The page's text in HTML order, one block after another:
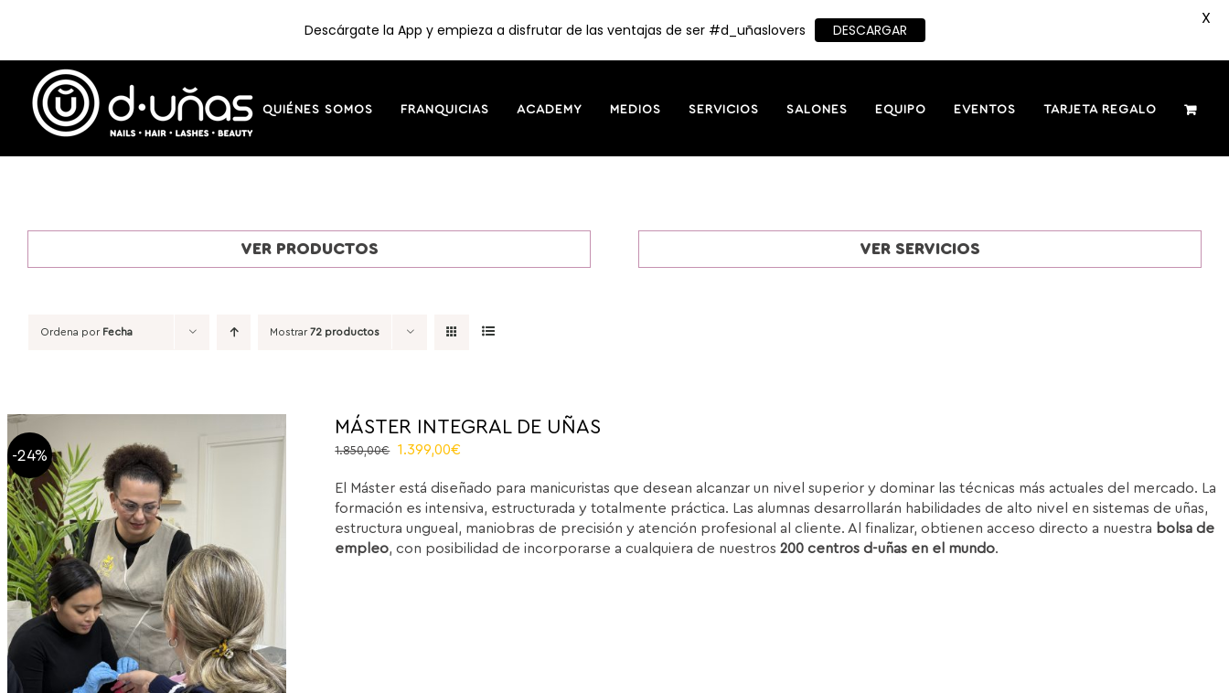
contenido
QUIÉNES SOMOS FRANQUICIAS ACADEMY MEDIOS SERVICIOS SALONES EQUIPO EVENTOS TARJETA REGALO
VER PRODUCTOS VER SERVICIOS
Ordena por Fecha Mostrar72 productos
-24%
MÁSTER INTEGRAL DE UÑAS
1.850,00€
El
original
era:
1.850,00€.
1.399,00€
actual
es:
1.399,00€.
El Máster está diseñado para manicuristas que desean alcanzar un nivel superior y dominar las técnicas más actuales del mercado. La
formación es intensiva, estructurada y totalmente práctica. Las alumnas desarrollarán habilidades de alto nivel en sistemas de uñas,
estructura ungueal, maniobras de precisión y atención profesional al cliente. Al finalizar, obtienen acceso directo a nuestra bolsa de
empleo, con posibilidad de incorporarse a cualquiera de nuestros200 centros d-uñas en el mundo.
Descárgate la App y empieza a disfrutar de las ventajas de ser #d_uñaslovers DESCARGAR
X